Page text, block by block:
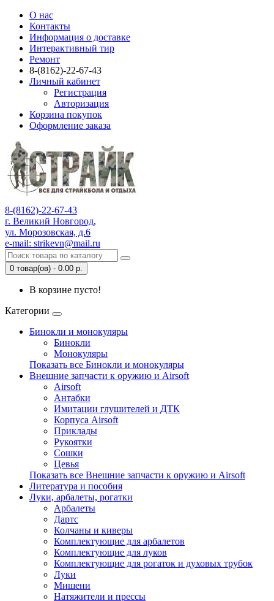
О нас
Контакты
Информация о доставке
Интерактивный тир
Ремонт
8-(8162)-22-67-43
Личный кабинет
Регистрация
Авторизация
Корзина покупок
Оформление заказа
8-(8162)-22-67-43
г. Великий Новгород,
ул. Морозовская, д.6
e-mail: strikevn@mail.ru
0 товар(ов) - 0.00 р.
В корзине пусто!
Категории
Бинокли и монокуляры
Бинокли
Монокуляры
Показать все Бинокли и монокуляры
Внешние запчасти к оружию и Airsoft
Airsoft
Антабки
Имитации глушителей и ДТК
Корпуса Airsoft
Приклады
Рукоятки
Сошки
Цевья
Показать все Внешние запчасти к оружию и Airsoft
Литература и пособия
Луки, арбалеты, рогатки
Арбалеты
Дартс
Колчаны и киверы
Комплектующие для арбалетов
Комплектующие для луков
Комплектующие для рогаток и духовых трубок
Луки
Мишени
Натяжители и прессы